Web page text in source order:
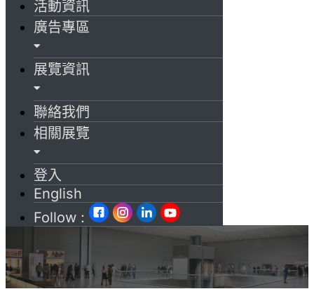
活動資訊
廣告專區
展覽資訊
聯絡我們
相關展覽
登入
English
Follow :